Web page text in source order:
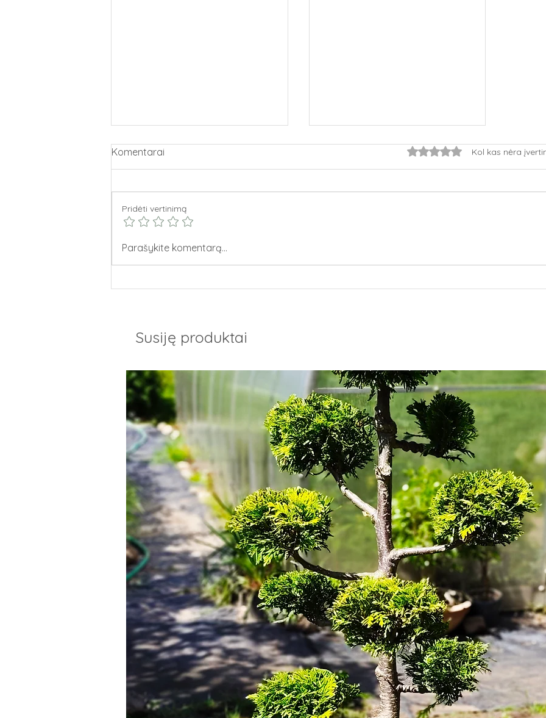
Raganė "Griunvald"-
Komentarai Įvertinta 0 iš 5 žvaigždučių.
Kol kas nėra
Pridėti vertinimą
Parašykite komentarą...
Susiję produktai